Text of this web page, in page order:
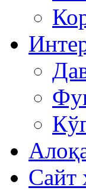
Сайт